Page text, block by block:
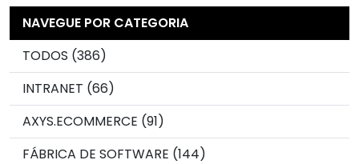
NAVEGUE POR CATEGORIA
TODOS (386)
INTRANET (66)
AXYS.ECOMMERCE (91)
FÁBRICA DE SOFTWARE (144)